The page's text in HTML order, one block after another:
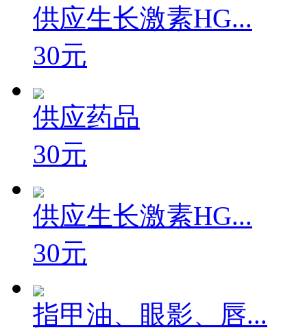
供应生长激素HG...
30元
供应药品
30元
供应生长激素HG...
30元